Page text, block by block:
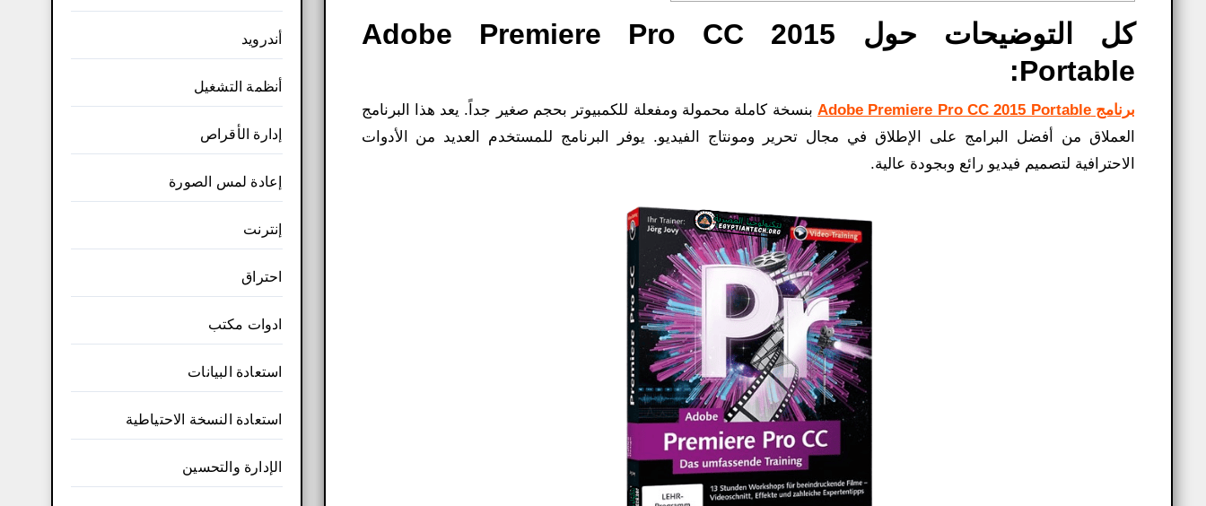
كل التوضيحات حول Adobe Premiere Pro CC 2015
Portable:
برنامج Adobe Premiere Pro CC 2015 Portable
بنسخة كاملة محمولة ومفعلة للكمبيوتر بحجم صغير جداً. يعد هذا البرنامج
العملاق من أفضل البرامج على الإطلاق في مجال تحرير ومونتاج الفيديو. يوفر البرنامج للمستخدم العديد من الأدوات
الاحترافية لتصميم فيديو رائع وبجودة عالية.
أندرويد
أنظمة التشغيل
إدارة الأقراص
إعادة لمس الصورة
إنترنت
احتراق
ادوات مكتب
استعادة البيانات
استعادة النسخة الاحتياطية
الإدارة والتحسين